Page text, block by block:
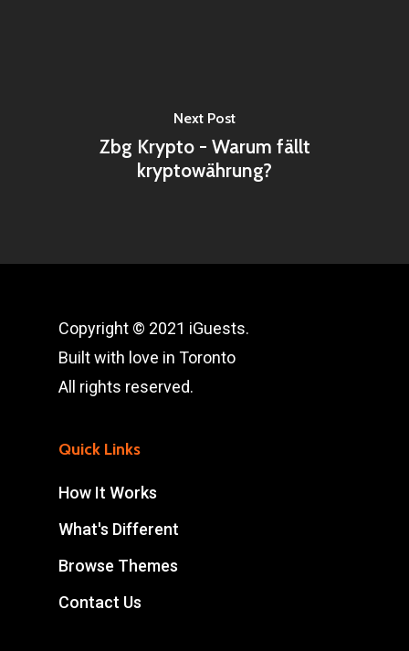
Next Post
Zbg Krypto - Warum fällt
kryptowährung?
Copyright © 2021 iGuests.
Built with love in Toronto
All rights reserved.
Quick Links
How It Works
What's Different
Browse Themes
Contact Us